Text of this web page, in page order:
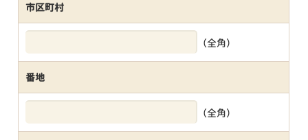
市区町村
（全角）
番地
（全角）